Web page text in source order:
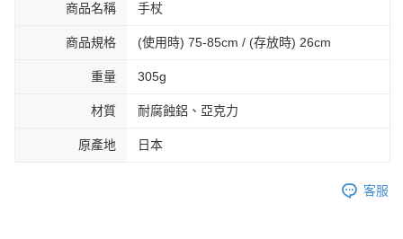
付款後萊爾富取貨
每筆NT$100，滿NT$2,000(含以上)免運費
商品名稱 手杖
商品規格 (使用時) 75-85cm / (存放時) 26cm
重量 305g
材質 耐腐蝕鋁、亞克力
原產地 日本
客服